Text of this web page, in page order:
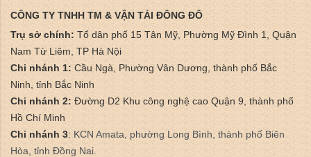
CÔNG TY TNHH TM & VẬN TẢI ĐÔNG ĐÔ
Trụ sở chính: Tổ dân phố 15 Tân Mỹ, Phường Mỹ Đình 1, Quận
Nam Từ Liêm, TP Hà Nội
Chi nhánh 1: Cầu Ngà, Phường Vân Dương, thành phố Bắc
Ninh, tỉnh Bắc Ninh
Chi nhánh 2: Đường D2 Khu công nghệ cao Quận 9, thành phố
Hồ Chí Minh
Chi nhánh 3: ​KCN Amata, phường Long Bình, thành phố Biên
Hòa, tỉnh Đồng Nai.